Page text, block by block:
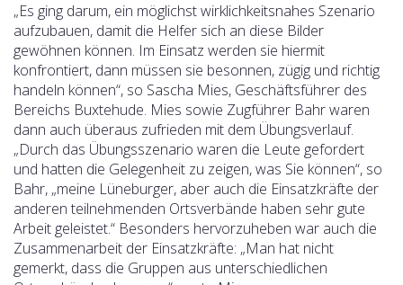
„Es ging darum, ein möglichst wirklichkeitsnahes Szenario
aufzubauen, damit die Helfer sich an diese Bilder
gewöhnen können. Im Einsatz werden sie hiermit
konfrontiert, dann müssen sie besonnen, zügig und richtig
handeln können“, so Sascha Mies, Geschäftsführer des
Bereichs Buxtehude. Mies sowie Zugführer Bahr waren
dann auch überaus zufrieden mit dem Übungsverlauf.
„Durch das Übungsszenario waren die Leute gefordert
und hatten die Gelegenheit zu zeigen, was Sie können“, so
Bahr, „meine Lüneburger, aber auch die Einsatzkräfte der
anderen teilnehmenden Ortsverbände haben sehr gute
Arbeit geleistet.“ Besonders hervorzuheben war auch die
Zusammenarbeit der Einsatzkräfte: „Man hat nicht
gemerkt, dass die Gruppen aus unterschiedlichen